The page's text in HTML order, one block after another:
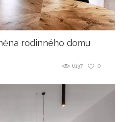
rodinného domu
0
6137